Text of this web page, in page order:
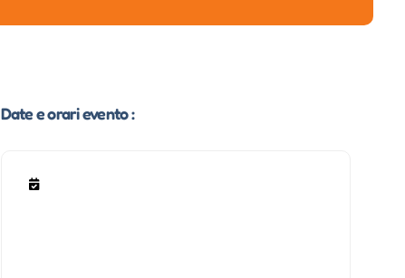
Date e orari evento :